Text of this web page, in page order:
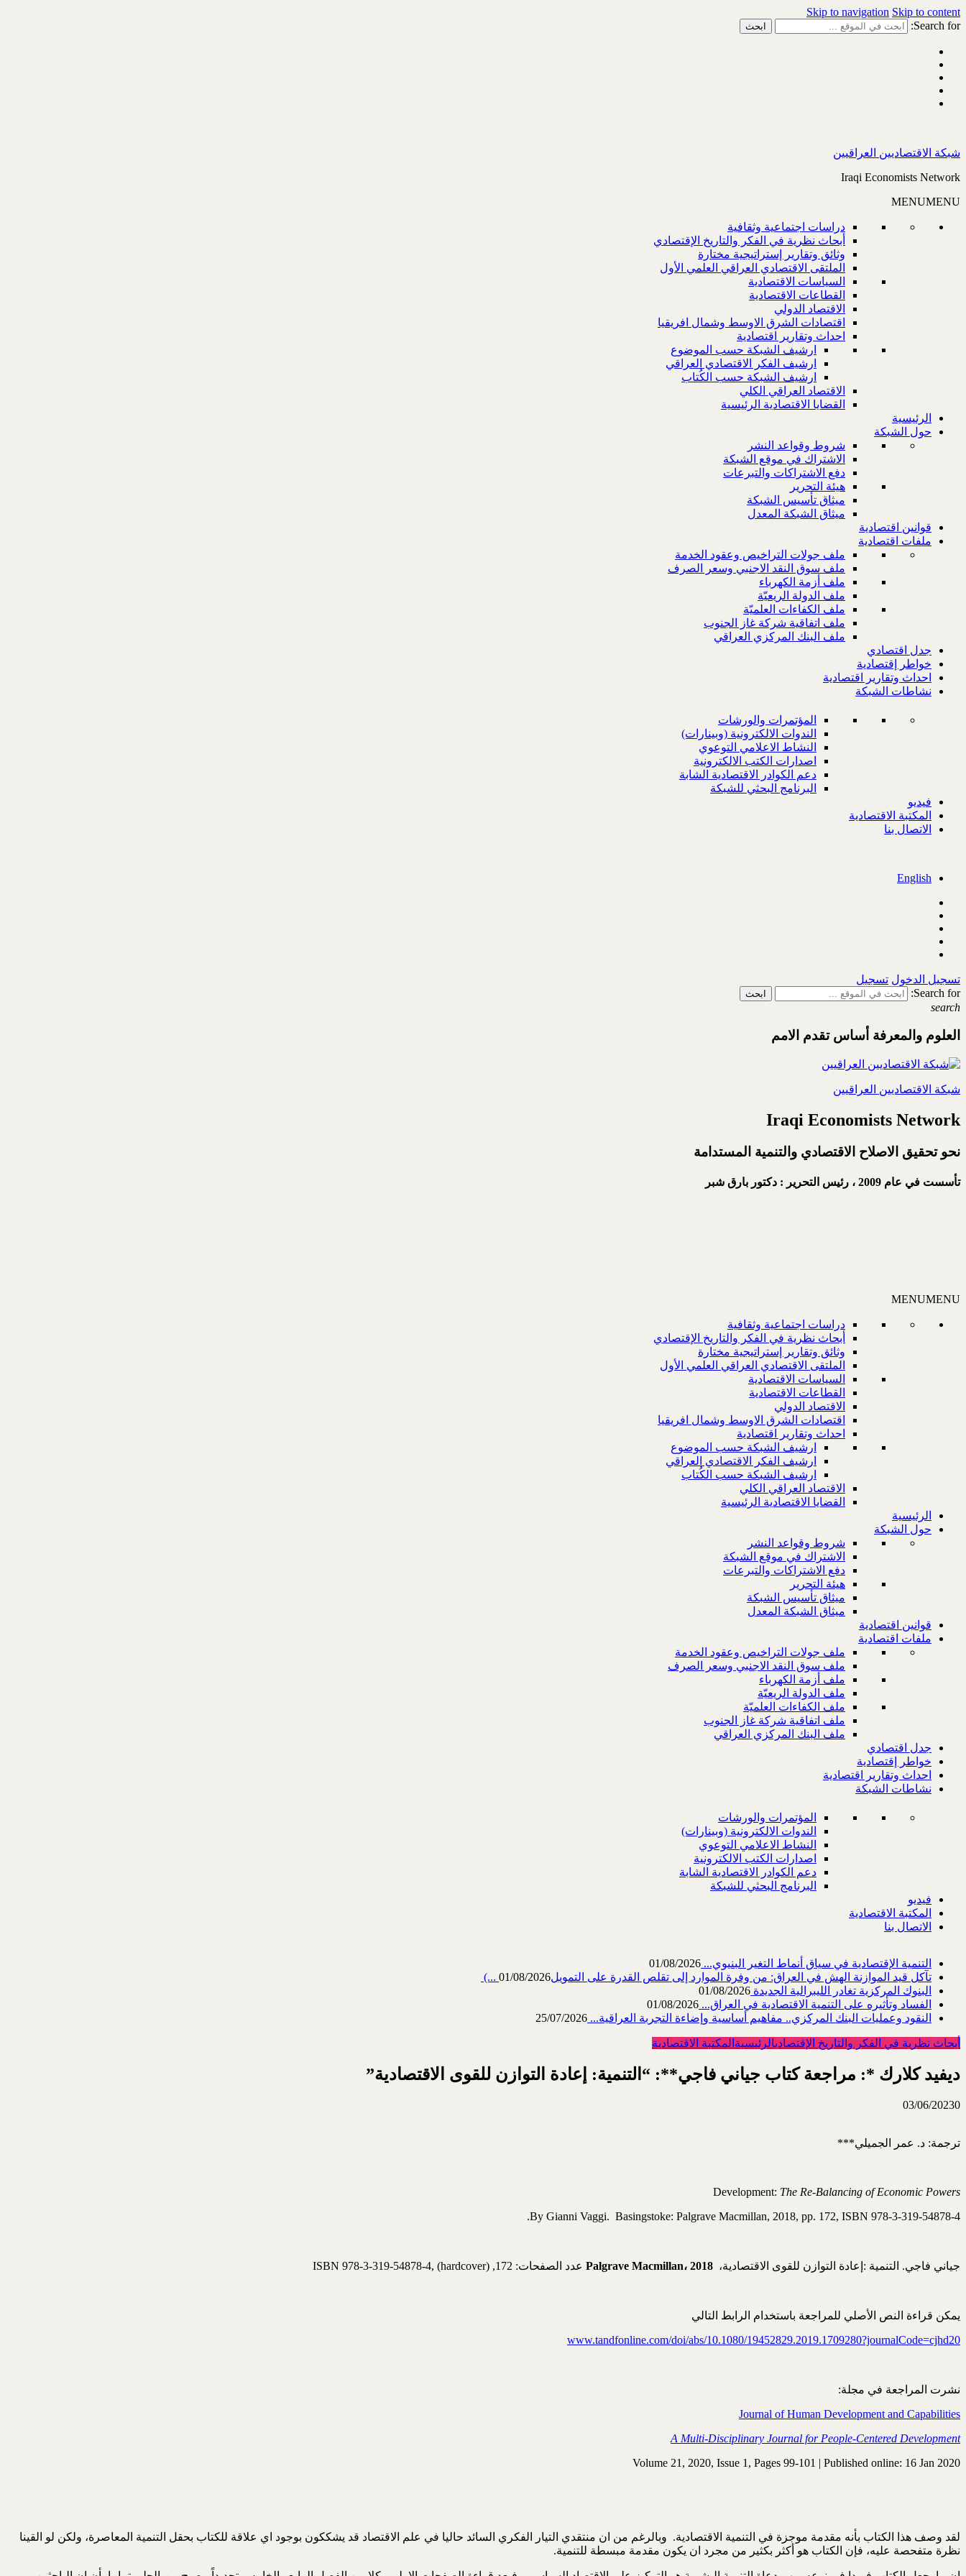
Skip to navigation Skip to content
Search for:
شبكة الاقتصاديين العراقيين
Iraqi Economists Network
MENUMENU
دراسات اجتماعية وثقافية
أبحاث نظرية في الفكر والتاريخ الإقتصادي
وثائق وتقارير إستراتيجية مختارة
الملتقى الاقتصادي العراقي العلمي الأول
السياسات الاقتصادية
القطاعات الاقتصادية
الاقتصاد الدولي
اقتصادات الشرق الاوسط وشمال افريقيا
احداث وتقارير اقتصادية
ارشيف الشبكة حسب الموضوع
ارشيف الفكر الاقتصادي العراقي
ارشيف الشبكة حسب الكُتاب
الاقتصاد العراقي الكلي
القضايا الاقتصادية الرئيسية
الرئيسية
حول الشبكة
شروط وقواعد النشر
الاشتراك في موقع الشبكة
دفع الاشتراكات والتبرعات
هيئة التحرير
ميثاق تأسيس الشبكة
ميثاق الشبكة المعدل
قوانين اقتصادية
ملفات اقتصادية
ملف جولات التراخيص وعقود الخدمة
ملف سوق النقد الاجنبي وسعر الصرف
ملف أزمة الكهرباء
ملف الدولة الريعيّة
ملف الكفاءات العلميّة
ملف اتفاقية شركة غاز الجنوب
ملف البنك المركزي العراقي
جدل اقتصادي
خواطر إقتصادية
احداث وتقارير اقتصادية
نشاطات الشبكة
المؤتمرات والورشات
الندوات الالكترونية (وبينارات)
النشاط الاعلامي التوعوي
اصدارات الكتب الالكترونية
دعم الكوادر الاقتصادية الشابة
البرنامج البحثي للشبكة
فيديو
المكتبة الاقتصادية
الاتصال بنا
English
تسجيل الدخول تسجيل
Search for:
search
العلوم والمعرفة أساس تقدم الامم
شبكة الاقتصاديين العراقيين
Iraqi Economists Network
نحو تحقيق الاصلاح الاقتصادي والتنمية المستدامة
تأسست في عام 2009 ، رئيس التحرير : دكتور بارق شبر
MENUMENU
دراسات اجتماعية وثقافية
أبحاث نظرية في الفكر والتاريخ الإقتصادي
وثائق وتقارير إستراتيجية مختارة
الملتقى الاقتصادي العراقي العلمي الأول
السياسات الاقتصادية
القطاعات الاقتصادية
الاقتصاد الدولي
اقتصادات الشرق الاوسط وشمال افريقيا
احداث وتقارير اقتصادية
ارشيف الشبكة حسب الموضوع
ارشيف الفكر الاقتصادي العراقي
ارشيف الشبكة حسب الكُتاب
الاقتصاد العراقي الكلي
القضايا الاقتصادية الرئيسية
الرئيسية
حول الشبكة
شروط وقواعد النشر
الاشتراك في موقع الشبكة
دفع الاشتراكات والتبرعات
هيئة التحرير
ميثاق تأسيس الشبكة
ميثاق الشبكة المعدل
قوانين اقتصادية
ملفات اقتصادية
ملف جولات التراخيص وعقود الخدمة
ملف سوق النقد الاجنبي وسعر الصرف
ملف أزمة الكهرباء
ملف الدولة الريعيّة
ملف الكفاءات العلميّة
ملف اتفاقية شركة غاز الجنوب
ملف البنك المركزي العراقي
جدل اقتصادي
خواطر إقتصادية
احداث وتقارير اقتصادية
نشاطات الشبكة
المؤتمرات والورشات
الندوات الالكترونية (وبينارات)
النشاط الاعلامي التوعوي
اصدارات الكتب الالكترونية
دعم الكوادر الاقتصادية الشابة
البرنامج البحثي للشبكة
فيديو
المكتبة الاقتصادية
الاتصال بنا
التنمية الإقتصادية في سياق أنماط التغير البنيوي... 01/08/2026
تآكل قيد الموازنة الهش في العراق: من وفرة الموارد إلى تقلص القدرة على التمويل‎ (...01/08/2026
البنوك المركزية تغادر الليبرالية الجديدة 01/08/2026
الفساد وتأثيره على التنمية الاقتصادية في العراق... 01/08/2026
النقود وعمليات البنك المركزي.. مفاهيم أساسية وإضاءة التجربة العراقية... 25/07/2026
أبحاث نظرية في الفكر والتاريخ الإقتصاديالرئيسية المكتبة الاقتصادية
ديفيد كلارك *: مراجعة كتاب جياني فاجي**: “التنمية: إعادة التوازن للقوى الاقتصادية”
03/06/20230
ترجمة: د. عمر الجميلي***
Development: The Re-Balancing of Economic Powers
By Gianni Vaggi. Basingstoke: Palgrave Macmillan, 2018, pp. 172, ISBN 978-3-319-54878-4.
جياني فاجي. التنمية :إعادة التوازن للقوى الاقتصادية، Palgrave Macmillan، 2018 عدد الصفحات: 172, ISBN 978-3-319-54878-4, (hardcover)
يمكن قراءة النص الأصلي للمراجعة باستخدام الرابط التالي
www.tandfonline.com/doi/abs/10.1080/19452829.2019.1709280?journalCode=cjhd20
نشرت المراجعة في مجلة:
Journal of Human Development and Capabilities
A Multi-Disciplinary Journal for People-Centered Development
Volume 21, 2020, Issue 1, Pages 99-101 | Published online: 16 Jan 2020
لقد وصف هذا الكتاب بأنه مقدمة موجزة في التنمية الاقتصادية. وبالرغم من ان منتقدي التيار الفكري السائد حاليا في علم الاقتصاد قد يشككون بوجود اي علاقة للكتاب بحقل التنمية المعاصرة، ولكن لو القينا
نظرة متفحصة عليه، فإن الكتاب هو أكثر بكثير من مجرد ان يكون مقدمة مبسطة للتنمية.